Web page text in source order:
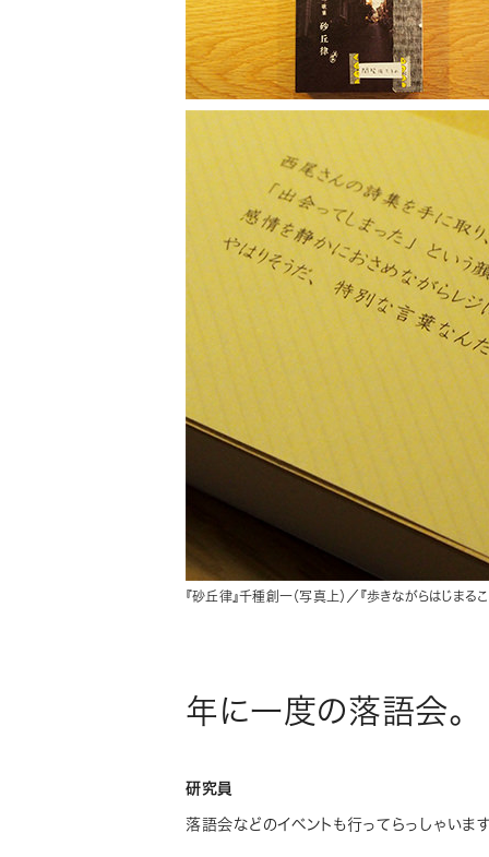
『砂丘律』千種創一（写真上）／『歩きながらはじまる
年に一度の落語会。
研究員
落語会などのイベントも行ってらっしゃいま